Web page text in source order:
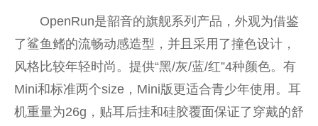
OpenRun是韶音的旗舰系列产品，外观为借鉴
了鲨鱼鳍的流畅动感造型，并且采用了撞色设计，
风格比较年轻时尚。提供“黑/灰/蓝/红”4种颜色。有
Mini和标准两个size，Mini版更适合青少年使用。耳
机重量为26g，贴耳后挂和硅胶覆面保证了穿戴的舒